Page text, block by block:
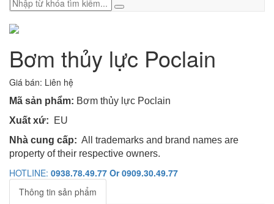
Bơm thủy lực Poclain
Giá bán: Liên hệ
Mã sản phẩm: Bơm thủy lực Poclain
Xuất xứ: EU
Nhà cung cấp: All trademarks and brand names are
property of their respective owners.
HOTLINE: 0938.78.49.77 Or 0909.30.49.77
Thông tin sản phẩm